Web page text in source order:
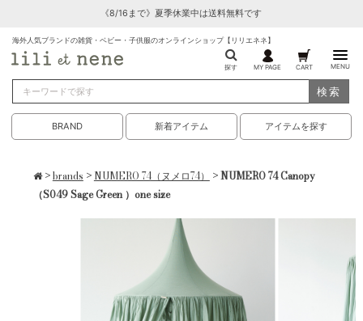
《8/16まで》夏季休業中は送料無料です
海外人気ブランドの雑貨・ベビー・子供服のオンラインショップ【リリエネネ】
探す MY PAGE CART MENU
検索
BRAND 新着アイテム アイテムを探す
>brands > NUMERO 74（ヌメロ74） > NUMERO 74 Canopy
（S049 Sage Green ）one size